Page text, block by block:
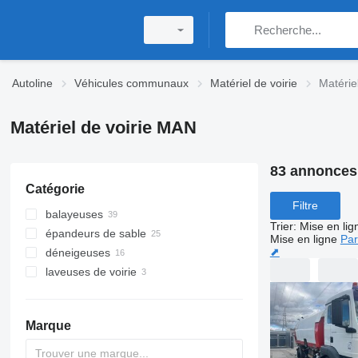
Autoline Véhicules communaux Matériel de voirie
Matériel de voirie MAN
Catégorie
balayeuses
épandeurs de sable
déneigeuses
laveuses de voirie
Marque
83
Filtre
Trier: Mise en
Mise en ligne
⬈